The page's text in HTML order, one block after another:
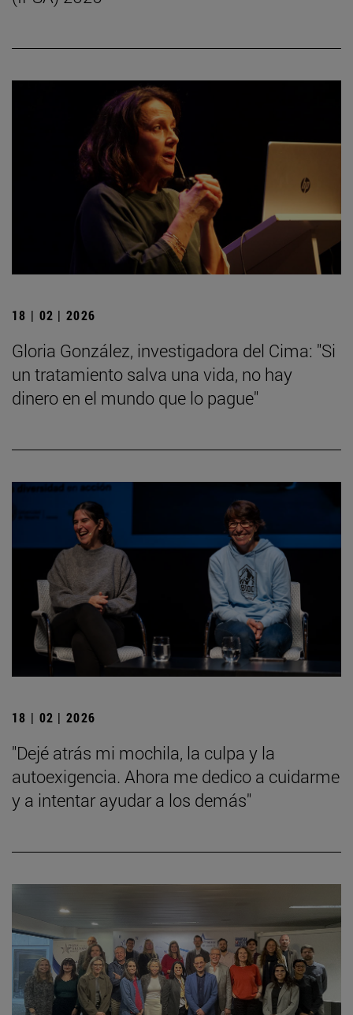
18 | 02 | 2026
Gloria González, investigadora del Cima: "Si
un tratamiento salva una vida, no hay
dinero en el mundo que lo pague"
18 | 02 | 2026
"Dejé atrás mi mochila, la culpa y la
autoexigencia. Ahora me dedico a cuidarme
y a intentar ayudar a los demás"